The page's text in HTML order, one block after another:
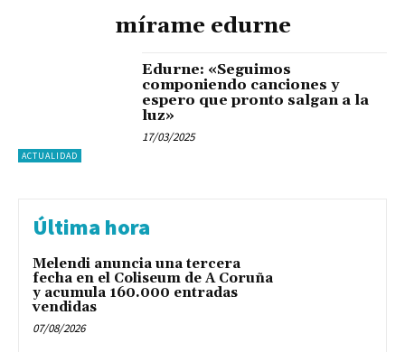
mírame edurne
ACTUALIDAD
Edurne: «Seguimos
componiendo canciones y
espero que pronto salgan a la
luz»
17/03/2025
Última hora
Melendi anuncia una tercera
fecha en el Coliseum de A Coruña
y acumula 160.000 entradas
vendidas
07/08/2026